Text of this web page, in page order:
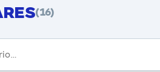
(16)